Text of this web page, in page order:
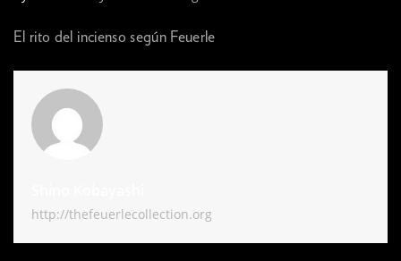
El rito del incienso según Feuerle
http://thefeuerlecollection.org